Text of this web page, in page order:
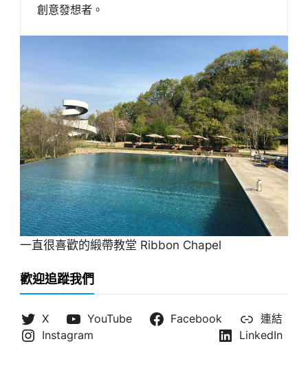
創意發想者。
一直很喜歡的緞帶教堂 Ribbon Chapel
歡迎追蹤我們
X YouTube Facebook
連結
Instagram
LinkedIn